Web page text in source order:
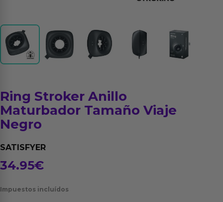
Ring Stroker Anillo
Maturbador Tamaño Viaje
Negro
SATISFYER
34.95€
Impuestos incluídos